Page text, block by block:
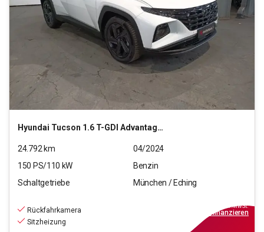
Hyundai Tucson 1.6 T-GDI Advantage 2WD
24.792km
04/2024
150 PS/110 kW
Benzin
Schaltgetriebe
München / Eching
Rückfahrkamera
Sitzheizung
inkl.MwSt.
finanzieren